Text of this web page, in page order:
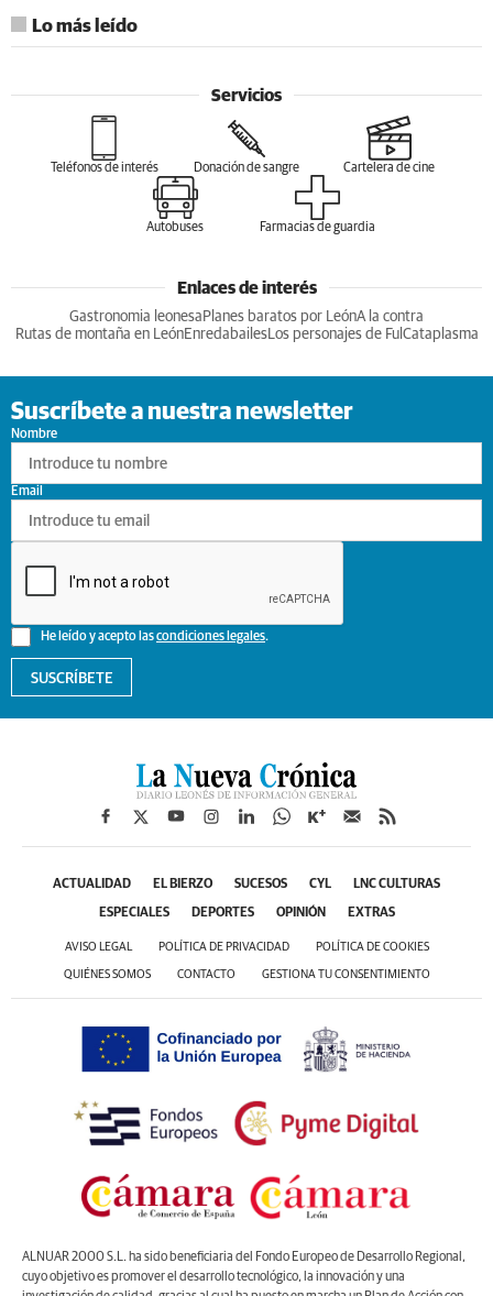
Lo más leído
Servicios
Teléfonos de interés Donación de sangre Cartelera de cine
Autobuses Farmacias de guardia
Enlaces de interés
Gastronomia leonesa Planes baratos por LeónA la contra
Rutas de montaña en LeónEnredabailesLos personajes de Ful Cataplasma
Suscríbete a nuestra newsletter
Nombre
He leído y acepto lascondiciones legales.
Email
SUSCRÍBETE
ACTUALIDAD EL BIERZO SUCESOS CYL LNC CULTURAS
ESPECIALES DEPORTES OPINIÓN EXTRAS
AVISO LEGAL POLÍTICA DE PRIVACIDAD POLÍTICA DE COOKIES
QUIÉNES SOMOS CONTACTO GESTIONA TU CONSENTIMIENTO
ALNUAR 2000 S.L. ha sido beneficiaria del Fondo Europeo de Desarrollo Regional,
cuyo objetivo es promover el desarrollo tecnológico, la innovación y una